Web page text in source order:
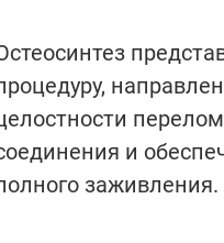
и
заживления.